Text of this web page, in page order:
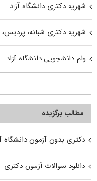
شهریه دکتری دانشگاه آزاد
شهریه دکتری شبانه، پردیس،
وام دانشجویی دانشگاه آزاد
مطالب برگزیده
دکتری بدون آزمون دانشگاه
دانلود سوالات آزمون دکتری